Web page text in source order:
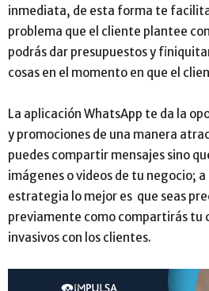
inmediata, de esta forma te
problema que el cliente plantee
podrás dar presupuestos y
cosas en el momento en que el
La aplicación WhatsApp te da la
y promociones de una manera
puedes compartir mensajes sino
imágenes o videos de tu negocio;
estrategia lo mejor es que seas
previamente como compartirás tu
invasivos con los clientes.